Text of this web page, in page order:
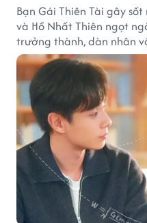
Bạn Gái Thiên Tài gây
và Hồ Nhất Thiên ngọt
trưởng thành, dàn nhân